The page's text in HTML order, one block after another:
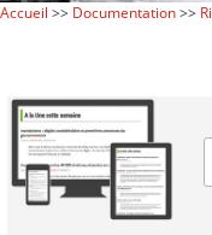
Accueil >> Documentation>>